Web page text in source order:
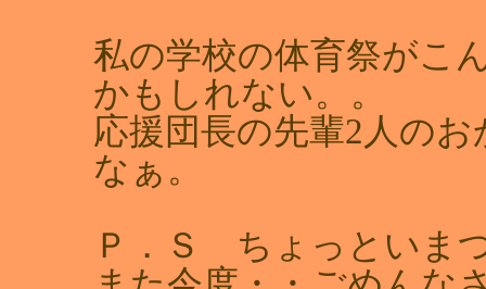
私の学校の体育祭がこ
かもしれない。。
応援団長の先輩2人の
なぁ。
Ｐ．Ｓ ちょっといま